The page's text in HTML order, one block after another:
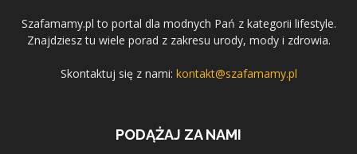
Szafamamy.pl to portal dla modnych Pań z kategorii lifestyle.
Znajdziesz tu wiele porad z zakresu urody, mody i zdrowia.
Skontaktuj się z nami: kontakt@szafamamy.pl
PODĄŻAJ ZA NAMI